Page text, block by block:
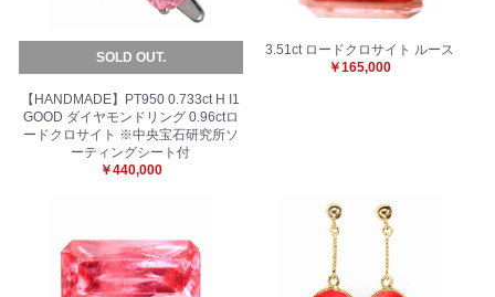
SOLD OUT.
【HANDMADE】PT950 0.733ct H I1
GOOD ダイヤモンドリング 0.96ctロ
ードクロサイト ※中央宝石研究所ソ
ーティングシート付
￥440,000
3.51ct ロードクロサイト ルース
￥165,000
お買い物を続ける